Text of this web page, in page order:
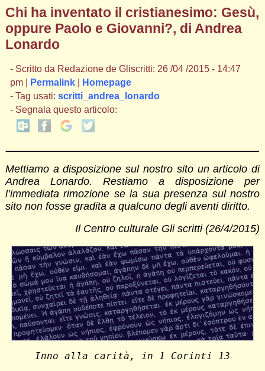
Chi ha inventato il cristianesimo: Gesù,
oppure Paolo e Giovanni?, di Andrea
Lonardo
- Scritto da Redazione de Gliscritti: 26 /04 /2015 - 14:47
pm |
Permalink|
Homepage
- Tag usati: scritti_andrea_lonardo
- Segnala questo articolo:
Mettiamo a disposizione sul nostro sito un articolo di
Andrea Lonardo. Restiamo a disposizione per
l’immediata rimozione se la sua presenza sul nostro
sito non fosse gradita a qualcuno degli aventi diritto.
Il Centro culturale Gli scritti (26/4/2015)
Inno alla carità, in 1 Corinti 13